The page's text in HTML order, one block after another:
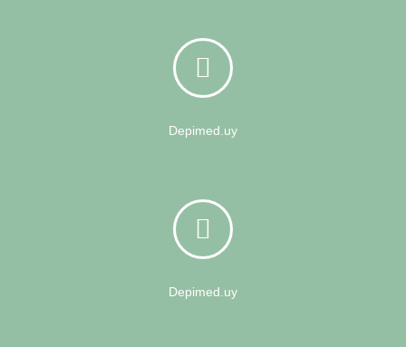
Depimed.uy
Depimed.uy